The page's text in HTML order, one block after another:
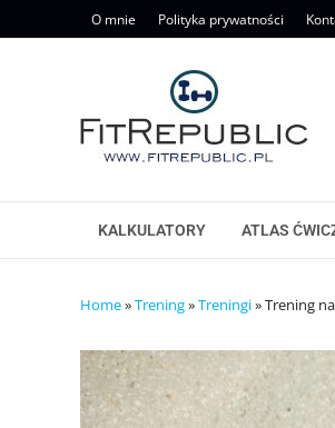
to
O mnie Polityka prywatności
KALKULATORY ATLAS
Home»Trening»Treningi»Trening